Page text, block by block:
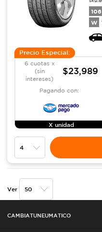
106
W
Precio Especial:
6 cuotas x
(sin
intereses)
$23,989
Pagando con:
X unidad
Ver
CAMBIATUNEUMATICO